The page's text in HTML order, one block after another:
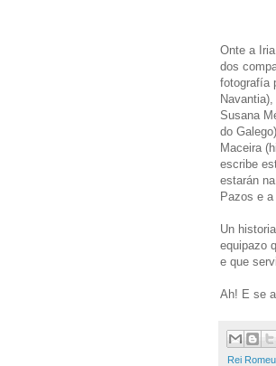
Onte a
dos
fotografía
Susana
do
Maceira
escribe
estarán
Pazos e a
Un
equipazo
e que
Ah! E se
Rei Romeu